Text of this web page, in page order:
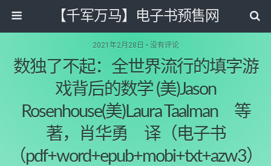
【千军万马】电子书预售网
2021年2月28日 • 没有评论
数独了不起：全世界流行的填字游
戏背后的数学 (美)Jason
Rosenhouse(美)Laura Taalman 等
著，肖华勇 译（电子书
（pdf+word+epub+mobi+txt+azw3）